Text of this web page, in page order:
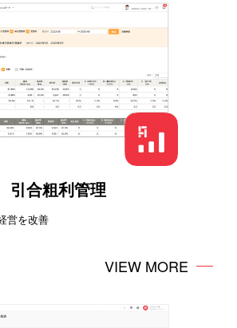
引合粗利管理
営を改善
VIEW MORE